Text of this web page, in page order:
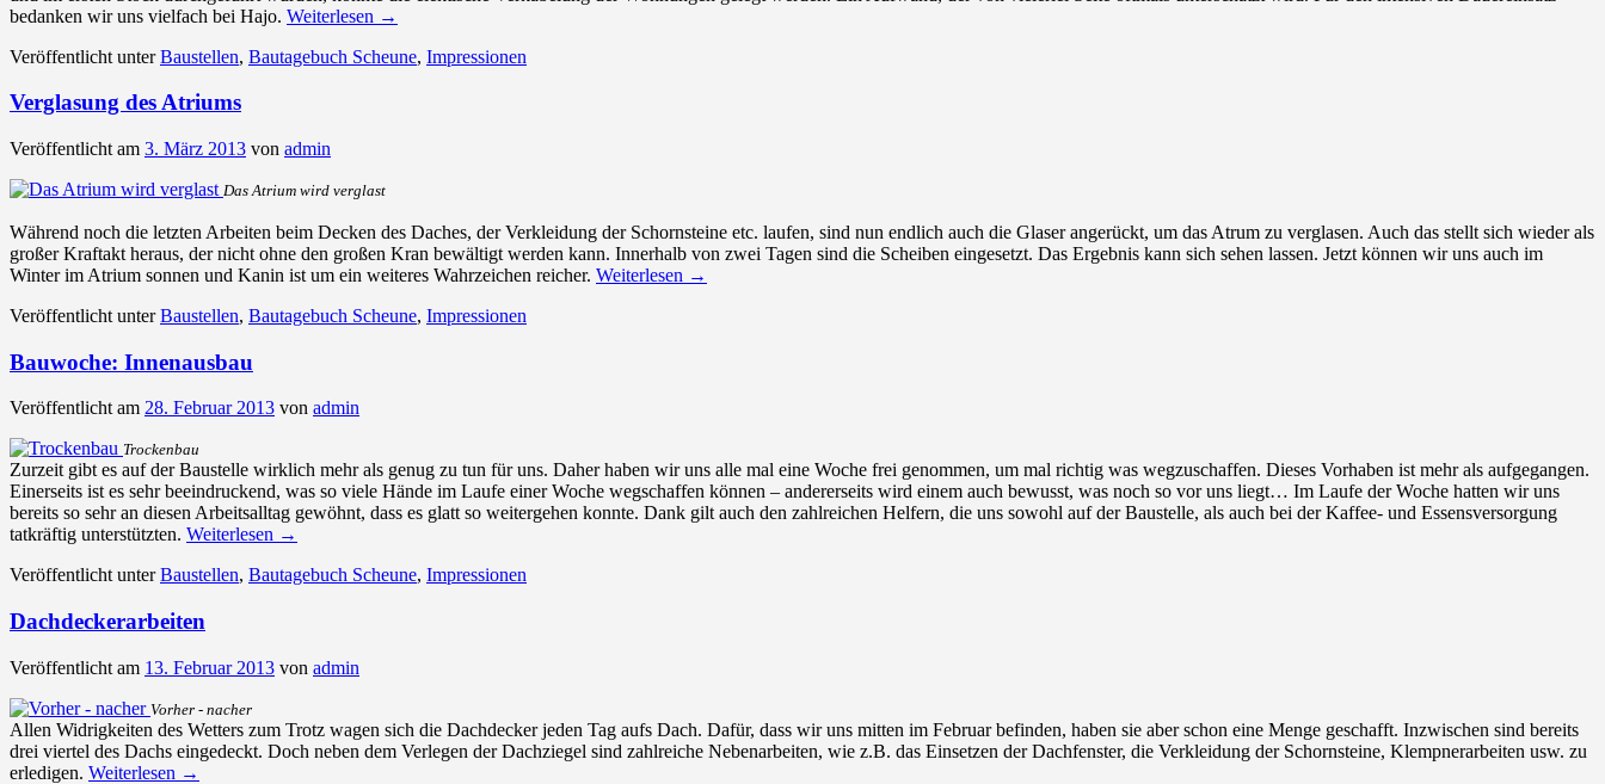
bedanken wir uns vielfach bei Hajo. Weiterlesen →
Veröffentlicht unter Baustellen, Bautagebuch Scheune, Impressionen
Verglasung des Atriums
Veröffentlicht am 3. März 2013 von admin
Das Atrium wird verglast
Während noch die letzten Arbeiten beim Decken des Daches, der Verkleidung der Schornsteine etc. laufen, sind nun endlich auch die Glaser angerückt, um das Atrum zu verglasen. Auch das stellt sich wieder als
großer Kraftakt heraus, der nicht ohne den großen Kran bewältigt werden kann. Innerhalb von zwei Tagen sind die Scheiben eingesetzt. Das Ergebnis kann sich sehen lassen. Jetzt können wir uns auch im
Winter im Atrium sonnen und Kanin ist um ein weiteres Wahrzeichen reicher. Weiterlesen →
Veröffentlicht unter Baustellen, Bautagebuch Scheune, Impressionen
Bauwoche: Innenausbau
Veröffentlicht am 28. Februar 2013 von admin
Trockenbau
Zurzeit gibt es auf der Baustelle wirklich mehr als genug zu tun für uns. Daher haben wir uns alle mal eine Woche frei genommen, um mal richtig was wegzuschaffen. Dieses Vorhaben ist mehr als aufgegangen.
Einerseits ist es sehr beeindruckend, was so viele Hände im Laufe einer Woche wegschaffen können – andererseits wird einem auch bewusst, was noch so vor uns liegt… Im Laufe der Woche hatten wir uns
bereits so sehr an diesen Arbeitsalltag gewöhnt, dass es glatt so weitergehen konnte. Dank gilt auch den zahlreichen Helfern, die uns sowohl auf der Baustelle, als auch bei der Kaffee- und Essensversorgung
tatkräftig unterstützten. Weiterlesen →
Veröffentlicht unter Baustellen, Bautagebuch Scheune, Impressionen
Dachdeckerarbeiten
Veröffentlicht am 13. Februar 2013 von admin
Vorher - nacher
Allen Widrigkeiten des Wetters zum Trotz wagen sich die Dachdecker jeden Tag aufs Dach. Dafür, dass wir uns mitten im Februar befinden, haben sie aber schon eine Menge geschafft. Inzwischen sind bereits
drei viertel des Dachs eingedeckt. Doch neben dem Verlegen der Dachziegel sind zahlreiche Nebenarbeiten, wie z.B. das Einsetzen der Dachfenster, die Verkleidung der Schornsteine, Klempnerarbeiten usw. zu
erledigen. Weiterlesen →